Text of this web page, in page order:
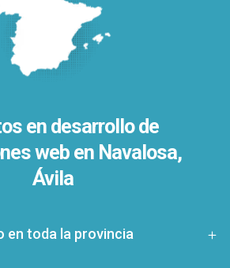
en desarrollo de
web en Navalosa,
Ávila
en toda la provincia